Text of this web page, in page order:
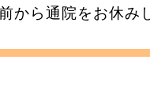
ら通院をお休み